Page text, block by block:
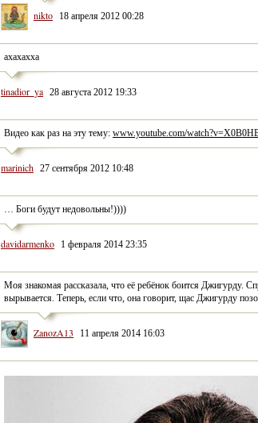
nikto 18 апреля 2012 00:28
ахахахха
tinadior_ya 28 августа 2012 19:33
Видео как раз на эту тему: www.youtube.com/
marinich 27 сентября 2012 10:48
… Боги будут недовольны!))))
davidarmenko 1 февраля 2014 23:35
Моя знакомая рассказала, что её ребёнок боится Джигурду.
вырывается. Теперь, если что, она говорит, щас Джигурду
ZanozA13 11 апреля 2014 16:03